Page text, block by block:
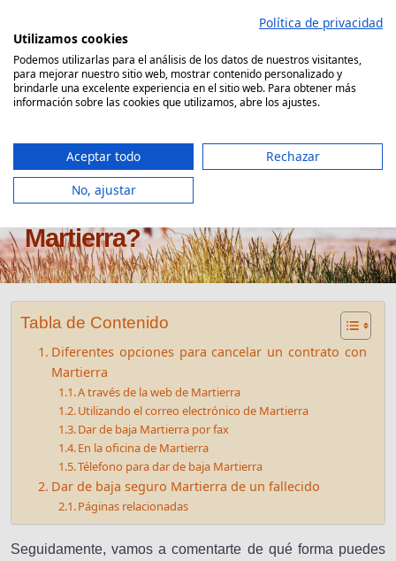
contenido
Comparador Seguro Decesos
¿Cómo dar de baja seguro
Martierra?
Tabla de Contenido
Diferentes opciones para cancelar un contrato con
Martierra
A través de la web de Martierra
Utilizando el correo electrónico de Martierra
Dar de baja Martierra por fax
En la oficina de Martierra
Télefono para dar de baja Martierra
Dar de baja seguro Martierra de un fallecido
Páginas relacionadas
Seguidamente, vamos a comentarte de qué forma puedes
Política de privacidad
Utilizamos cookies
Podemos utilizarlas para el análisis de los datos de nuestros visitantes,
para mejorar nuestro sitio web, mostrar contenido personalizado y
brindarle una excelente experiencia en el sitio web. Para obtener más
información sobre las cookies que utilizamos, abre los ajustes.
Aceptar todo
Rechazar
No, ajustar